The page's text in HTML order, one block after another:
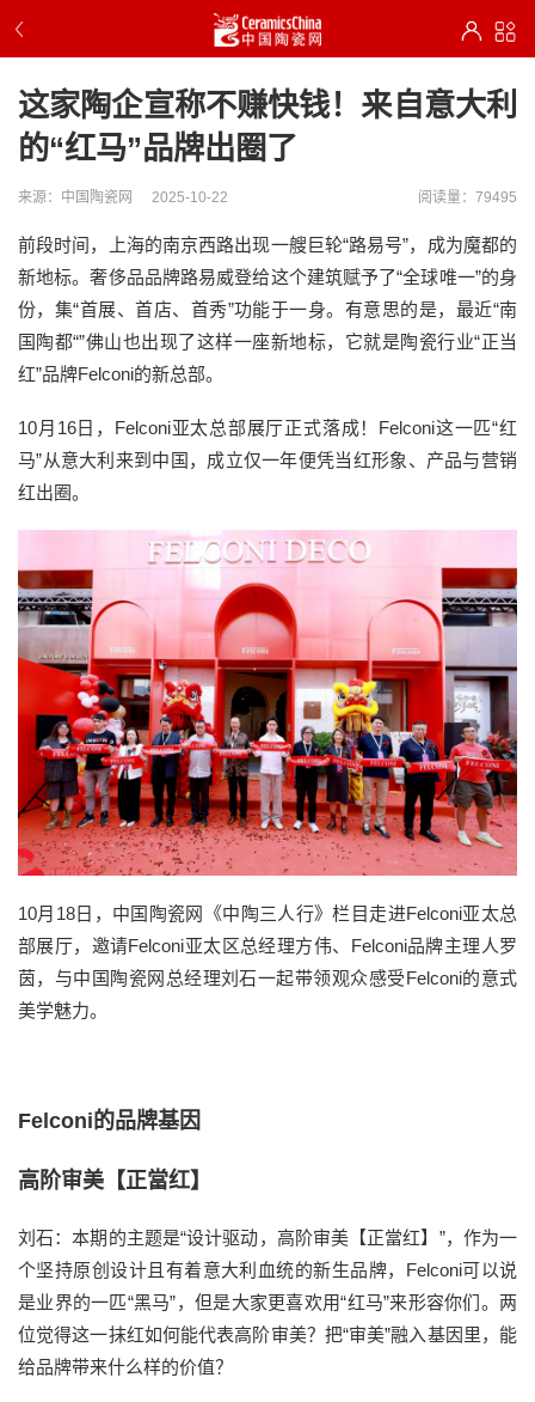
这家陶企宣称不赚快钱！来自意大利
的“红马”品牌出圈了
来源：中国陶瓷网 2025-10-22 阅读量：79495
前段时间，上海的南京西路出现一艘巨轮“路易号”，成为魔都的
新地标。奢侈品品牌路易威登给这个建筑赋予了“全球唯一”的身
份，集“首展、首店、首秀”功能于一身。有意思的是，最近“南
国陶都“”佛山也出现了这样一座新地标，它就是陶瓷行业“正当
红”品牌Felconi的新总部。
10月16日，Felconi亚太总部展厅正式落成！Felconi这一匹“红
马”从意大利来到中国，成立仅一年便凭当红形象、产品与营销
红出圈。
10月18日，中国陶瓷网《中陶三人行》栏目走进Felconi亚太总
部展厅，邀请Felconi亚太区总经理方伟、Felconi品牌主理人罗
茵，与中国陶瓷网总经理刘石一起带领观众感受Felconi的意式
美学魅力。
Felconi的品牌基因
高阶审美【正當红】
刘石：本期的主题是“设计驱动，高阶审美【正當红】”，作为一
个坚持原创设计且有着意大利血统的新生品牌，Felconi可以说
是业界的一匹“黑马”，但是大家更喜欢用“红马”来形容你们。两
位觉得这一抹红如何能代表高阶审美？把“审美”融入基因里，能
给品牌带来什么样的价值？